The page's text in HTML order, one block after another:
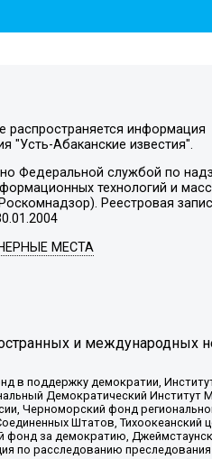
распространяется информация
"Усть-Абаканские известия".
Федеральной службой по
технологий и
Реестровая
МЕСТА
и международных
в поддержку демократии,
Демократический Институт
Черноморский фонд
Штатов, Тихоокеанский
фонд за демократию,
по расследованию